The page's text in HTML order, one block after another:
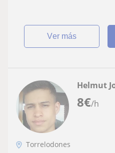
ver más
8€/h
Helmut
Torrelodones